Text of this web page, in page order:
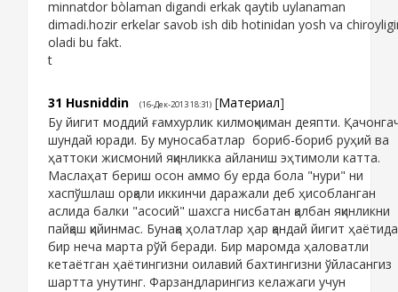
minnatdor bòlaman digandi erkak qaytib uylanaman
dimadi.hozir erkelar savob ish dib hotinidan yosh va
oladi bu fakt.
t
31 Husniddin (16-Дек-2013 18:31) [Материал]
Бу йигит моддий ғамхурлик килмоқчиман деяпти.
шундай юради. Бу муносабатлар бориб-бориб руҳий ва
ҳаттоки жисмоний яқинликка айланиш эҳтимоли катта.
Маслаҳат бериш осон аммо бу ерда бола "нури" ни
хаспўшлаш орқали иккинчи даражали деб ҳисобланган
аслида балки "асосий" шахсга нисбатан қалбан яқинликни
пайқаш қийинмас. Бунақа ҳолатлар ҳар қандай йигит ҳаётида
бир неча марта рўй беради. Бир маромда ҳаловатли
кетаётган ҳаётингизни оилавий бахтингизни ўйласангиз
шартта унутинг. Фарзандларингиз келажаги учун